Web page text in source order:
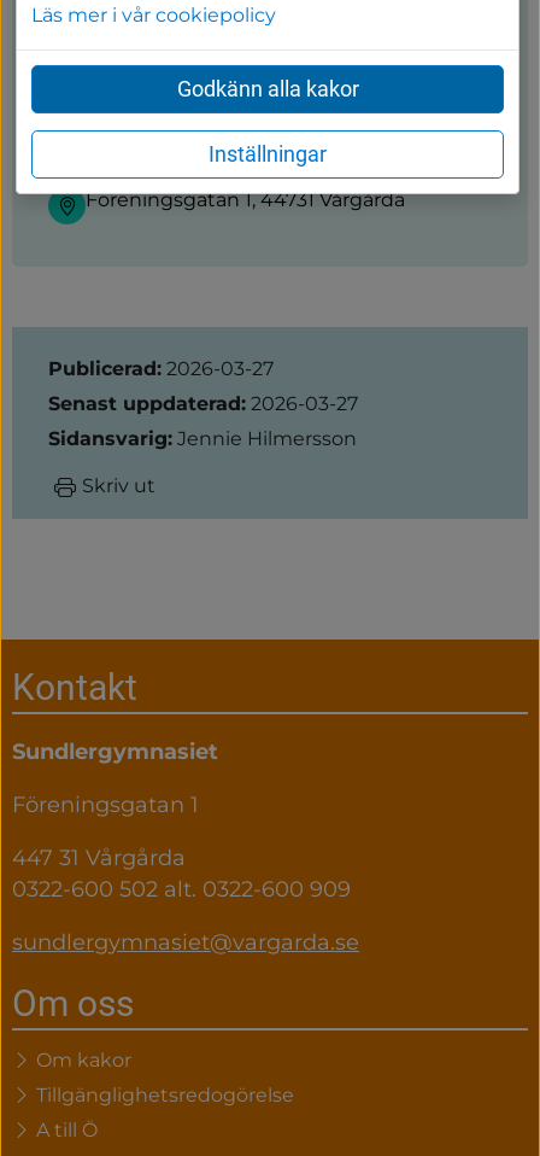
Sundlergymnasiet
0322 600 502 eller 0322 600 909
sundlergymnasiet@vargarda.se
Föreningsgatan 1, 44731 Vårgårda
Sidinformation
Publicerad: 2026-03-27
Senast uppdaterad: 2026-03-27
Sidansvarig: Jennie Hilmersson
Skriv ut
Sidfot
Kontakt
Sundlergymnasiet
Föreningsgatan 1
447 31 Vårgårda
0322-600 502 alt. 0322-600 909
sundlergymnasiet@vargarda.se
Om oss
Om kakor
Tillgänglighetsredogörelse
A till Ö
Läs mer i vår cookiepolicy
Godkänn alla kakor
Inställningar